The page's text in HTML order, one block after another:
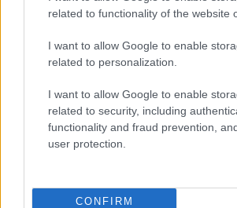
related to functionality of the website
I want to allow Google to enable
related to personalization.
I want to allow Google to enable
related to security, including
functionality and fraud prevention,
user protection.
CONFIRM
Continua a leggere